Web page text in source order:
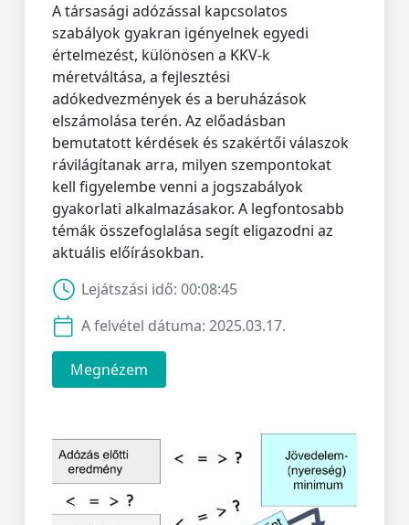
A társasági adózással kapcsolatos
szabályok gyakran igényelnek egyedi
értelmezést, különösen a KKV-k
méretváltása, a fejlesztési
adókedvezmények és a beruházások
elszámolása terén. Az előadásban
bemutatott kérdések és szakértői válaszok
rávilágítanak arra, milyen szempontokat
kell figyelembe venni a jogszabályok
gyakorlati alkalmazásakor. A legfontosabb
témák összefoglalása segít eligazodni az
aktuális előírásokban.
Lejátszási idő: 00:08:45
A felvétel dátuma: 2025.03.17.
Megnézem